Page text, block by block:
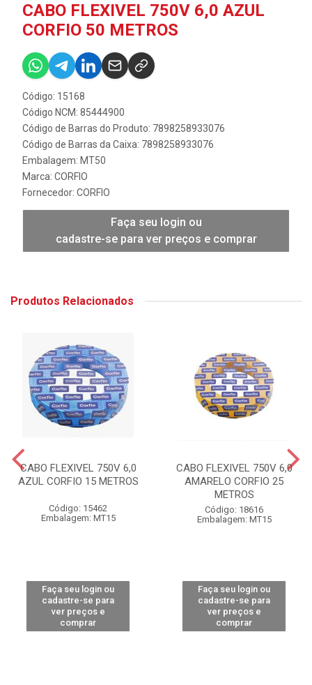
CABO FLEXIVEL 750V 6,0 AZUL
CORFIO 50 METROS
Código: 15168
Código NCM: 85444900
Código de Barras do Produto: 7898258933076
Código de Barras da Caixa: 7898258933076
Embalagem: MT50
Marca: CORFIO
Fornecedor: CORFIO
Faça seu login ou
cadastre-se para ver preços e comprar
Produtos Relacionados
CABO FLEXIVEL 750V 6,0
AZUL CORFIO 15 METROS
Código: 15462
Embalagem: MT15
Faça seu login ou
cadastre-se para
ver preços e
comprar
CABO FLEXIVEL 750V 6,0
AMARELO CORFIO 25
METROS
Código: 18616
Embalagem: MT15
Faça seu login ou
cadastre-se para
ver preços e
comprar